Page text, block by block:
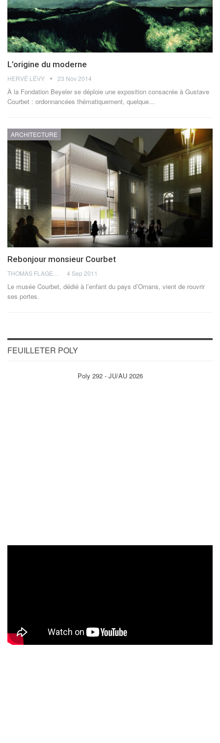
L’origine du moderne
HERVÉ LÉVY 23 Nov 2014
À la Fondation Beyeler se déploie une exposition consacrée à Gustave
Courbet : ordonnancées thématiquement, quelque…
ARCHITECTURE
Rebonjour monsieur Courbet
4 Sep 2011
Le musée Courbet, dédié à l’enfant du pays d’Ornans, vient de rouvrir
ses portes.
FEUILLETER POLY
Poly 292 - JU/AU 2026